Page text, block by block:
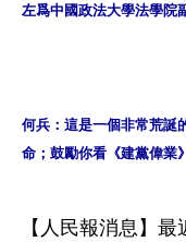
左爲中國政法大學法學院
何兵：這是一個非常荒誕
命；鼓勵你看《建黨偉業
【人民報消息】